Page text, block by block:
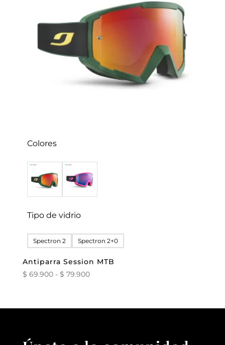
Colores
Tipo de vidrio
Spectron 2 Spectron 2+0
Antiparra Session MTB
$ 69.900 - $ 79.900Rango
desde
$ 79.900